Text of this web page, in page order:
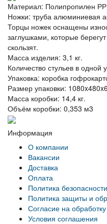
Материал: Полипропилен РР
Ножки: труба алюминиевая
Торцы ножек оснащены
заглушками, которые
скользят.
Масса изделия: 3,1 кг.
Количество стульев в одной
Упаковка: коробка
Размер упаковки:
Масса коробки: 14,4 кг.
Объём коробки: 0,353 м3
Информация
О компании
Вакансии
Доставка
Оплата
Политика безопасности
Политика защиты и
Согласие на
Условия соглашения